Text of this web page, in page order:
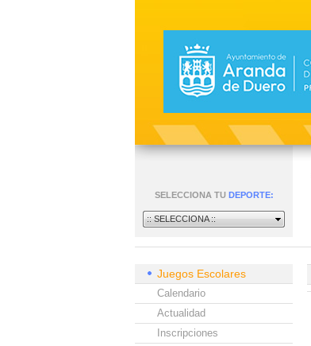
SELECCIONA TU DEPORTE:
:: SELECCIONA ::
Juegos Escolares
Calendario
Actualidad
Inscripciones